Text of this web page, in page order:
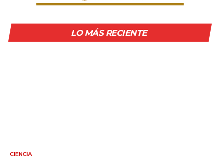
LO MÁS RECIENTE
CIENCIA